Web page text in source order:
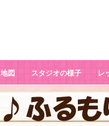
地図 スタジオの様子 レ